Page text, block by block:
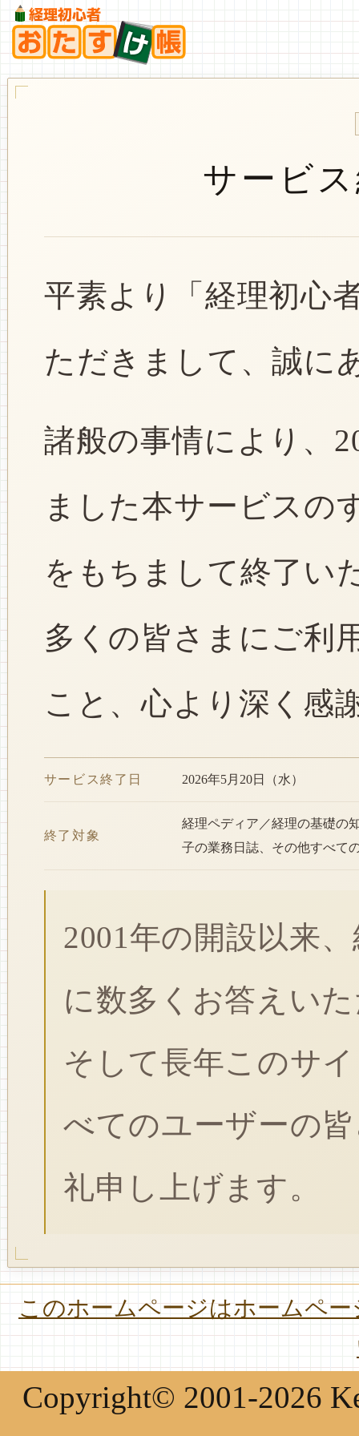
サービ
平素より「経理初心
ただきまして、誠に
諸般の事情により、
ました本サービスの
をもちまして終了い
多くの皆さまにご利
こと、心より深く感
サービス終了日 2026年5月20日（水）
終了対象
経理ペディア／経理の基礎の
子の業務日誌、その他すべて
2001年の開設以来
に数多くお答えい
そして長年このサ
べてのユーザーの
礼申し上げます。
このホームページはホームペ
Copyright© 2001-2026